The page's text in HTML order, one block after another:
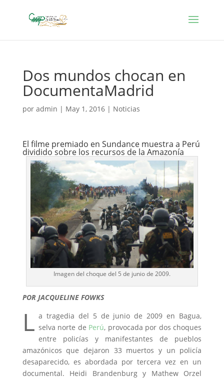
Dos mundos chocan en
DocumentaMadrid
por admin | May 1, 2016| Noticias
El filme premiado en Sundance muestra a Perú
dividido sobre los recursos de la Amazonía
Imagen del choque del 5 de junio de 2009.
POR JACQUELINE FOWKS
L a tragedia del 5 de junio de 2009 en Bagua,
selva norte de Perú, provocada por dos choques
entre policías y manifestantes de pueblos
amazónicos que dejaron 33 muertos y un policía
desaparecido, es abordada por tercera vez en un
documental. Heidi Brandenburg y Mathew Orzel